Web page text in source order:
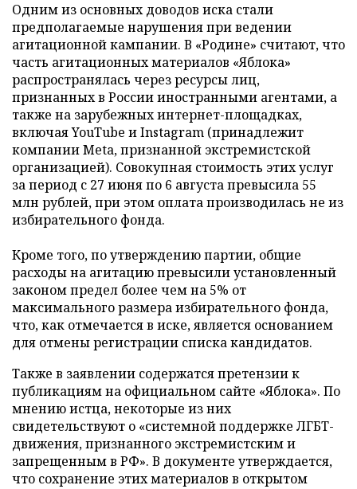
Одним из основных доводов иска стали
предполагаемые нарушения при ведении
агитационной кампании. В «Родине» считают, что
часть агитационных материалов «Яблока»
распространялась через ресурсы лиц,
признанных в России иностранными агентами, а
также на зарубежных интернет-площадках,
включая YouTube и Instagram (принадлежит
компании Meta, признанной экстремистской
организацией). Совокупная стоимость этих услуг
за период с 27 июня по 6 августа превысила 55
млн рублей, при этом оплата производилась не из
избирательного фонда.
Кроме того, по утверждению партии, общие
расходы на агитацию превысили установленный
законом предел более чем на 5% от
максимального размера избирательного фонда,
что, как отмечается в иске, является основанием
для отмены регистрации списка кандидатов.
Также в заявлении содержатся претензии к
публикациям на официальном сайте «Яблока». По
мнению истца, некоторые из них
свидетельствуют о «системной поддержке ЛГБТ-
движения, признанного экстремистским и
запрещенным в РФ». В документе утверждается,
что сохранение этих материалов в открытом